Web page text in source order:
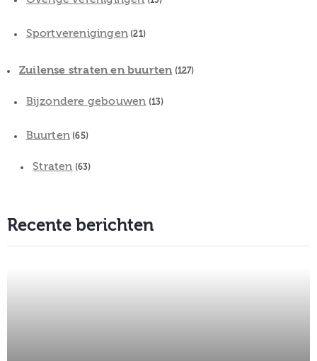
Sportverenigingen (21)
Zuilense straten en buurten (127)
Bijzondere gebouwen (13)
Buurten (65)
Straten (63)
Recente berichten